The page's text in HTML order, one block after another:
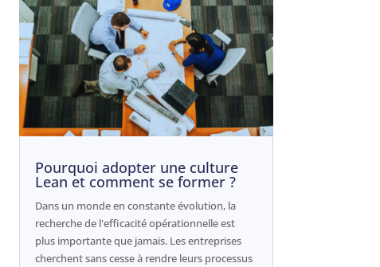
Pourquoi adopter une culture
Lean et comment se former ?
Dans un monde en constante évolution, la
recherche de l'efficacité opérationnelle est
plus importante que jamais. Les entreprises
cherchent sans cesse à rendre leurs processus